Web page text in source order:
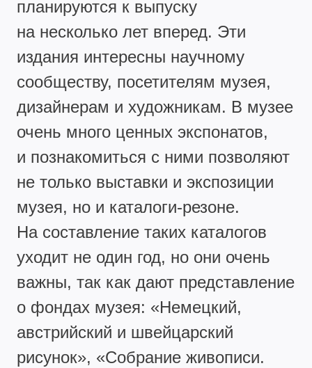
планируются к выпуску
на несколько лет вперед. Эти
издания интересны научному
сообществу, посетителям музея,
дизайнерам и художникам. В музее
очень много ценных экспонатов,
и познакомиться с ними позволяют
не только выставки и экспозиции
музея, но и каталоги-резоне.
На составление таких каталогов
уходит не один год, но они очень
важны, так как дают представление
о фондах музея: «Немецкий,
австрийский и швейцарский
рисунок», «Собрание живописи.